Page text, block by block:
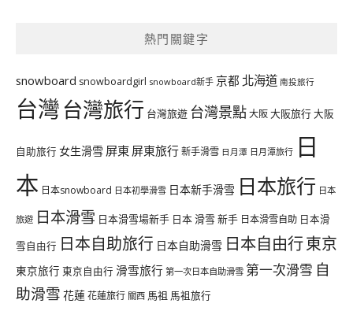
熱門關鍵字
snowboard snowboardgirl snowboard新手 京都 北海道 南投旅行
台灣台灣旅行 台灣旅遊 台灣景點大阪大阪旅行大阪
自助旅行 女生滑雪 屏東 屏東旅行新手滑雪 日月潭 日月潭旅行 日
本 日本snowboard 日本初學滑雪 日本新手滑雪 日本旅行 日本
旅遊 日本滑雪 日本滑雪場新手 日本 滑雪 新手 日本滑雪自助 日本滑
雪自由行 日本自助旅行 日本自助滑雪 日本自由行東京
東京旅行 東京自由行 滑雪旅行 第一次日本自助滑雪 第一次滑雪 自
助滑雪 花蓮花蓮旅行 關西 馬祖 馬祖旅行